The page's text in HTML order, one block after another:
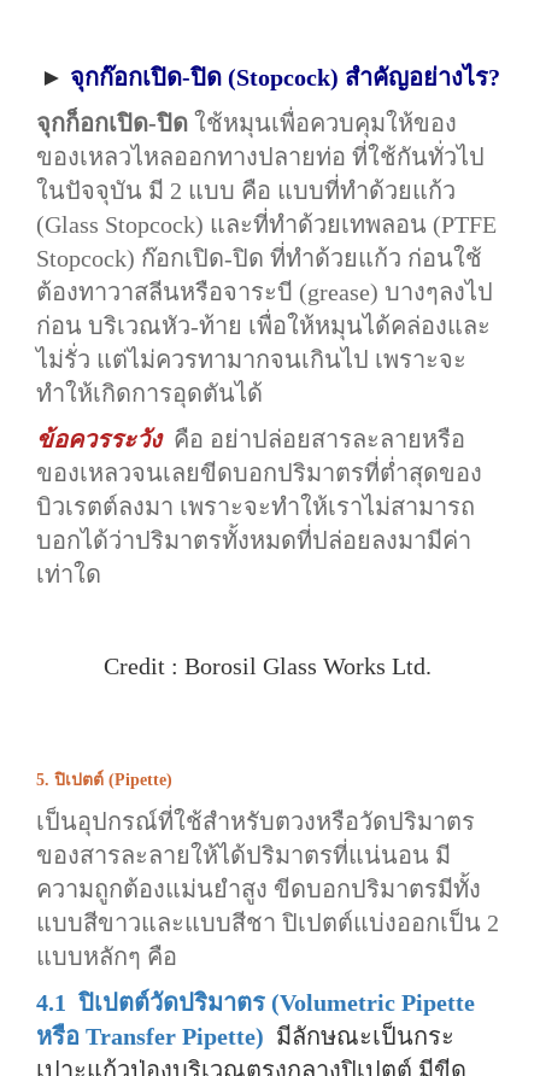
► จุกก๊อกเปิด-ปิด (Stopcock) สำคัญอย่างไร?
จุกก็อกเปิด-ปิด ใช้หมุนเพื่อควบคุมให้ของ
ของเหลวไหลออกทางปลายท่อ ที่ใช้กันทั่วไป
ในปัจจุบัน มี 2 แบบ คือ แบบที่ทำด้วยแก้ว
(Glass Stopcock) และที่ทำด้วยเทพลอน (PTFE
Stopcock) ก๊อกเปิด-ปิด ที่ทำด้วยแก้ว ก่อนใช้
ต้องทาวาสลีนหรือจาระบี (grease) บางๆลงไป
ก่อน บริเวณหัว-ท้าย เพื่อให้หมุนได้คล่องและ
ไม่รั่ว แต่ไม่ควรทามากจนเกินไป เพราะจะ
ทำให้เกิดการอุดตันได้
ข้อควรระวัง คือ อย่าปล่อยสารละลายหรือ
ของเหลวจนเลยขีดบอกปริมาตรที่ต่ำสุดของ
บิวเรตต์ลงมา เพราะจะทำให้เราไม่สามารถ
บอกได้ว่าปริมาตรทั้งหมดที่ปล่อยลงมามีค่า
เท่าใด
Credit : Borosil Glass Works Ltd.
5. ปิเปตต์ (Pipette)
เป็นอุปกรณ์ที่ใช้สำหรับตวงหรือวัดปริมาตร
ของสารละลายให้ได้ปริมาตรที่แน่นอน มี
ความถูกต้องแม่นยำสูง ขีดบอกปริมาตรมีทั้ง
แบบสีขาวและแบบสีชา ปิเปตต์แบ่งออกเป็น 2
แบบหลักๆ คือ
4.1 ปิเปตต์วัดปริมาตร (Volumetric Pipette
หรือ Transfer Pipette) มีลักษณะเป็นกระ
เปาะแก้วป่องบริเวณตรงกลางปิเปตต์ มีขีด